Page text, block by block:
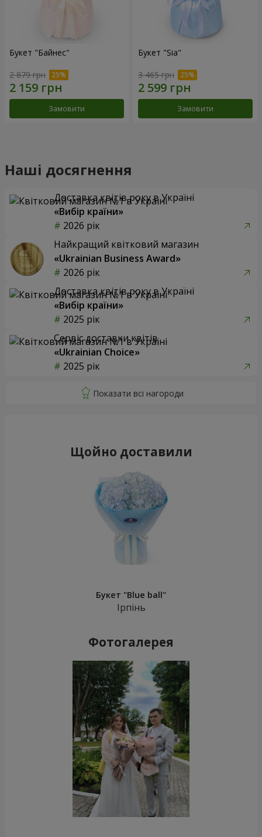
Букет "Байнес"
2 879 грн
Замовити
Букет "Sia"
3 465 грн
Замовити
Наші досягнення
Доставка квітів року в Україні
«Вибір країни»
2026 рік
Найкращий квітковий магазин
«Ukrainian Business Award»
2026 рік
Доставка квітів року в Україні
«Вибір країни»
2025 рік
Сервіс доставки квітів
«Ukrainian Choice»
2025 рік
Щойно доставили
Букет "Blue ball"
Ірпінь
Фотогалерея